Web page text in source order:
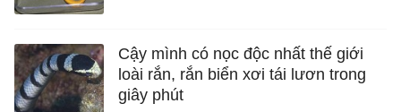
Cậy mình có nọc độc nhất thế giới
loài rắn, rắn biển xơi tái lươn trong
giây phút